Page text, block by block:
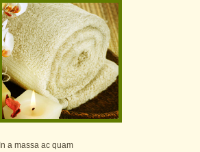
In a massa ac quam